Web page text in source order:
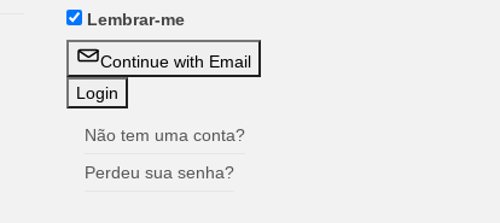
Lembrar-me
Continue with Email
Não tem uma conta?
Perdeu sua senha?